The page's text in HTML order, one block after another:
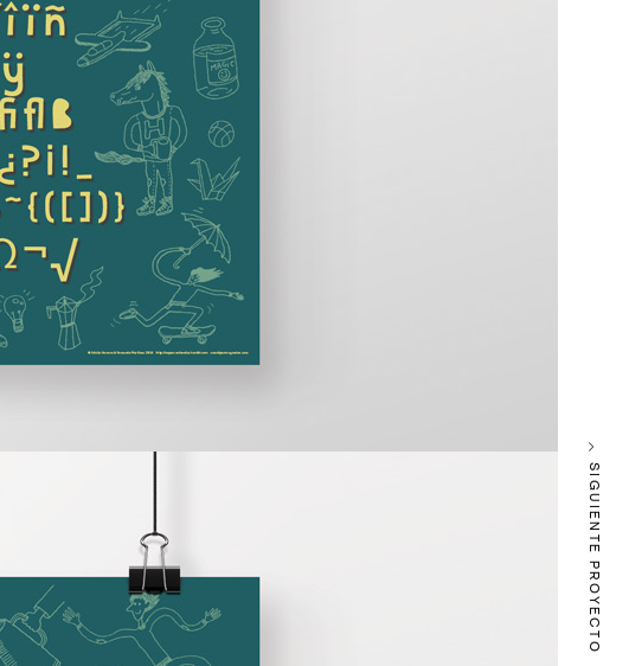
SIGUIENTE PROYECTO